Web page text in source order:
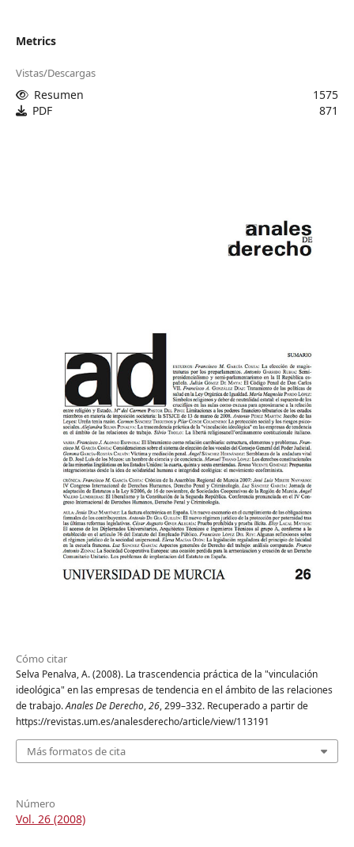
Metrics
Vistas/Descargas
Resumen
1575
PDF
871
Cómo citar
Selva Penalva, A. (2008). La trascendencia práctica de la "vinculación
ideológica" en las empresas de tendencia en el ámbito de las relaciones
de trabajo.Anales De Derecho,26, 299–332. Recuperado a partir de
https://revistas.um.es/analesderecho/article/view/113191
Más formatos de cita
Número
Vol. 26 (2008)